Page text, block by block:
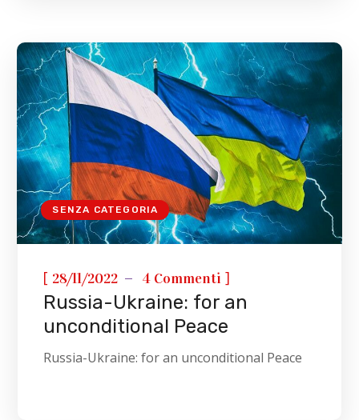
SENZA CATEGORIA
[ 28/11/2022 4 Commenti ]
Russia-Ukraine: for an
unconditional Peace
Russia-Ukraine: for an unconditional Peace